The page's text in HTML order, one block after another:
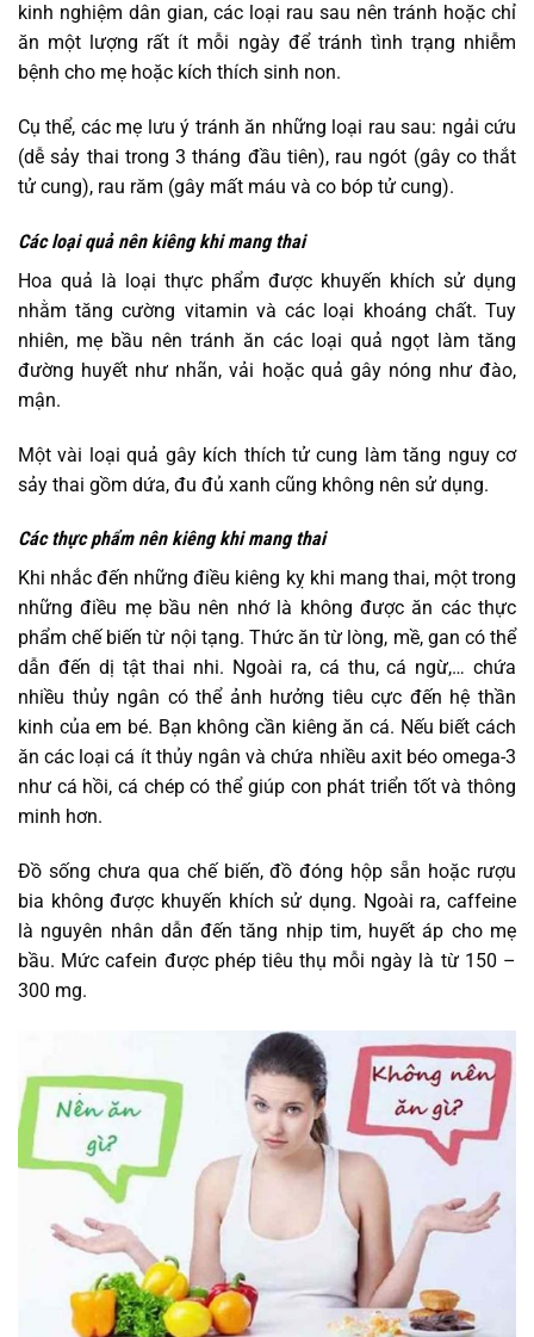
kinh nghiệm dân gian, các loại rau sau nên tránh hoặc chỉ
ăn một lượng rất ít mỗi ngày để tránh tình trạng nhiễm
bệnh cho mẹ hoặc kích thích sinh non.
Cụ thể, các mẹ lưu ý tránh ăn những loại rau sau: ngải cứu
(dễ sảy thai trong 3 tháng đầu tiên), rau ngót (gây co thắt
tử cung), rau răm (gây mất máu và co bóp tử cung).
Các loại quả nên kiêng khi mang thai
Hoa quả là loại thực phẩm được khuyến khích sử dụng
nhằm tăng cường vitamin và các loại khoáng chất. Tuy
nhiên, mẹ bầu nên tránh ăn các loại quả ngọt làm tăng
đường huyết như nhãn, vải hoặc quả gây nóng như đào,
mận.
Một vài loại quả gây kích thích tử cung làm tăng nguy cơ
sảy thai gồm dứa, đu đủ xanh cũng không nên sử dụng.
Các thực phẩm nên kiêng khi mang thai
Khi nhắc đến những điều kiêng kỵ khi mang thai, một trong
những điều mẹ bầu nên nhớ là không được ăn các thực
phẩm chế biến từ nội tạng. Thức ăn từ lòng, mề, gan có thể
dẫn đến dị tật thai nhi. Ngoài ra, cá thu, cá ngừ,… chứa
nhiều thủy ngân có thể ảnh hưởng tiêu cực đến hệ thần
kinh của em bé. Bạn không cần kiêng ăn cá. Nếu biết cách
ăn các loại cá ít thủy ngân và chứa nhiều axit béo omega-3
như cá hồi, cá chép có thể giúp con phát triển tốt và thông
minh hơn.
Đồ sống chưa qua chế biến, đồ đóng hộp sẵn hoặc rượu
bia không được khuyến khích sử dụng. Ngoài ra, caffeine
là nguyên nhân dẫn đến tăng nhịp tim, huyết áp cho mẹ
bầu. Mức cafein được phép tiêu thụ mỗi ngày là từ 150 –
300 mg.